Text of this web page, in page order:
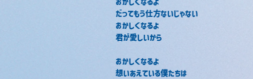
だってもう仕方ないじゃない
おかしくなるよ
君が愛しいから
おかしくなるよ
想いあえている僕たちは